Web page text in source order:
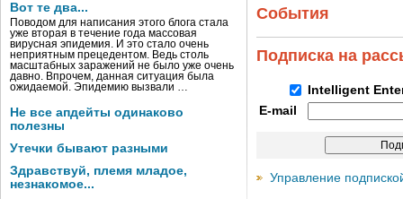
Вот те два...
Поводом для написания этого блога стала
уже вторая в течение года массовая
вирусная эпидемия. И это стало очень
неприятным прецедентом. Ведь столь
масштабных заражений не было уже очень
давно. Впрочем, данная ситуация была
ожидаемой. Эпидемию вызвали …
Не все апдейты одинаково
полезны
Утечки бывают разными
Здравствуй, племя младое,
незнакомое...
События
Подписка на
Intelligent
E-mail
Управление